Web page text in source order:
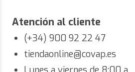
¡BARBACOA DE REGALO! POR COMPRAS
Atención al cliente
(+34) 900 92 22 47
tiendaonline@covap.es